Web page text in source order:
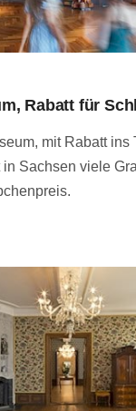
Rabatt für
mit Rabatt ins
Sachsen viele